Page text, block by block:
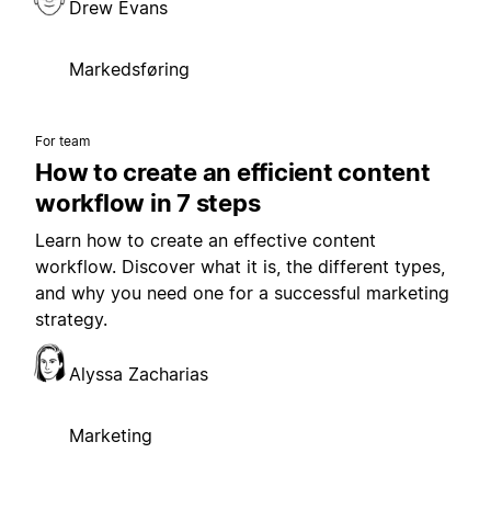
Drew Evans
Markedsføring
For team
How to create an efficient content
workflow in 7 steps
Learn how to create an effective content
workflow. Discover what it is, the different types,
and why you need one for a successful marketing
strategy.
Alyssa Zacharias
Marketing